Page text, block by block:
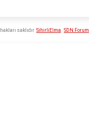
SihirliElma SDN Forum
saklıdır